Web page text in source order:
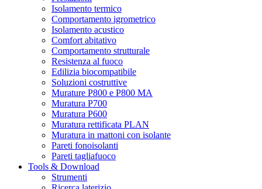
Isolamento termico
Comportamento igrometrico
Isolamento acustico
Comfort abitativo
Comportamento strutturale
Resistenza al fuoco
Edilizia biocompatibile
Soluzioni costruttive
Murature P800 e P800 MA
Muratura P700
Muratura P600
Muratura rettificata PLAN
Muratura in mattoni con isolante
Pareti fonoisolanti
Pareti tagliafuoco
Tools & Download
Strumenti